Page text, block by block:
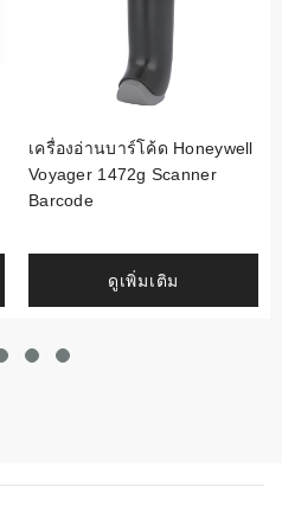
เครื่องอ่านบาร์โค้ด Honeywell
Voyager 1472g Scanner
Barcode
ดูเพิ่มเติม